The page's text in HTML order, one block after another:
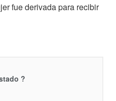
fue derivada para recibir
?